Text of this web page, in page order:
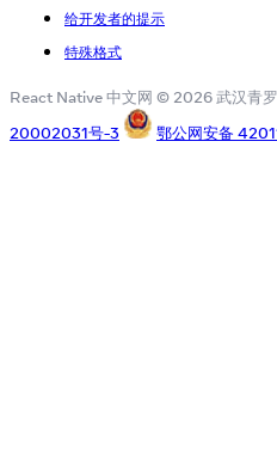
给开发者的提示
特殊格式
React Native 中文网 © 2026 武汉青
20002031号-3
鄂公网安备